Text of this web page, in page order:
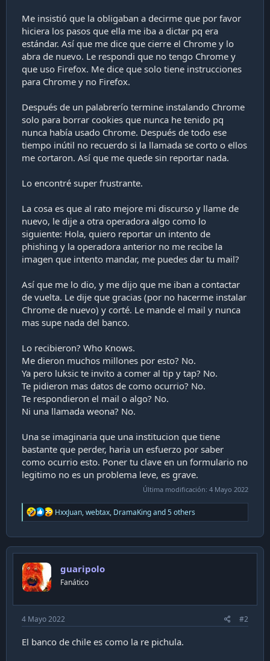
Me insistió que la obligaban a decirme que por favor
hiciera los pasos que ella me iba a dictar pq era
estándar. Así que me dice que cierre el Chrome y lo
abra de nuevo. Le respondi que no tengo Chrome y
que uso Firefox. Me dice que solo tiene instrucciones
para Chrome y no Firefox.
Después de un palabrerío termine instalando Chrome
solo para borrar cookies que nunca he tenido pq
nunca había usado Chrome. Después de todo ese
tiempo inútil no recuerdo si la llamada se corto o ellos
me cortaron. Así que me quede sin reportar nada.
Lo encontré super frustrante.
La cosa es que al rato mejore mi discurso y llame de
nuevo, le dije a otra operadora algo como lo
siguiente: Hola, quiero reportar un intento de
phishing y la operadora anterior no me recibe la
imagen que intento mandar, me puedes dar tu mail?
Así que me lo dio, y me dijo que me iban a contactar
de vuelta. Le dije que gracias (por no hacerme instalar
Chrome de nuevo) y corté. Le mande el mail y nunca
mas supe nada del banco.
Lo recibieron? Who Knows.
Me dieron muchos millones por esto? No.
Ya pero luksic te invito a comer al tip y tap? No.
Te pidieron mas datos de como ocurrio? No.
Te respondieron el mail o algo? No.
Ni una llamada weona? No.
Una se imaginaria que una institucion que tiene
bastante que perder, haria un esfuerzo por saber
como ocurrio esto. Poner tu clave en un formulario no
legitimo no es un problema leve, es grave.
Última modificación: 4 Mayo 2022
R
e
c
t
HxxJuan,webtax, DramaKingand 5 others
guaripolo
Fanático
4 Mayo 2022 #2
El banco de chile es como la re pichula.